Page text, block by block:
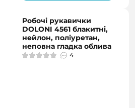
Робочі рукавички
DOLONI 4561 блакитні,
нейлон, поліуретан,
неповна гладка облива
4